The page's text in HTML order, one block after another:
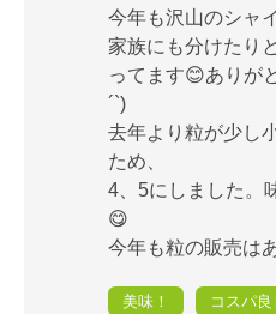
今年も沢山のシャ
家族にも分けたり
ってます😊ありが
´`)
去年より粒が少し
ため、
4、5にしました。
😋
今年も粒の販売は
美味！ コスパ良